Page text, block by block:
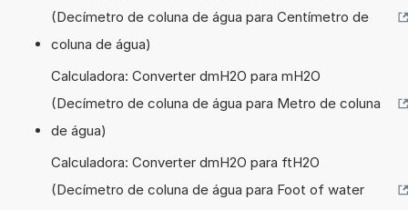
(Decímetro de coluna de água para Centímetro de
coluna de água)
Calculadora: Converter dmH2O para mH2O
(Decímetro de coluna de água para Metro de coluna
de água)
Calculadora: Converter dmH2O para ftH2O
(Decímetro de coluna de água para Foot of water